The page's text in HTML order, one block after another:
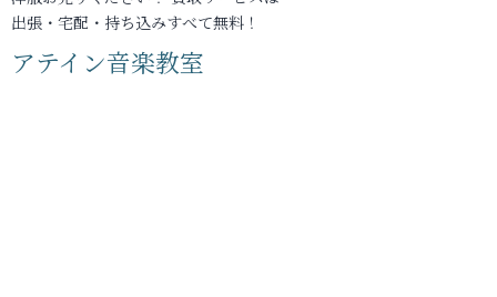
出張・宅配・持ち込みすべて無料！
アテイン音楽教室